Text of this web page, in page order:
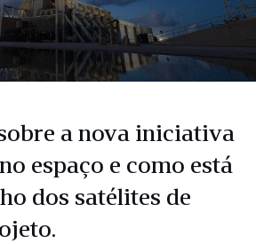
a nova iniciativa
espaço e como está
dos satélites de